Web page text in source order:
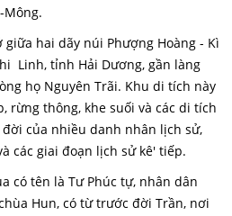
Mông.
hai dãy núi Phượng Hoàng - Kì
Linh, tỉnh Hải Dương, gần làng
họ Nguyên Trãi. Khu di tích này
rừng thông, khe suối và các di tích
của nhiều danh nhân lịch sử,
các giai đoạn lịch sử kê' tiếp.
có tên là Tư Phúc tự, nhân dân
Hun, có từ trước đời Trần, nơi